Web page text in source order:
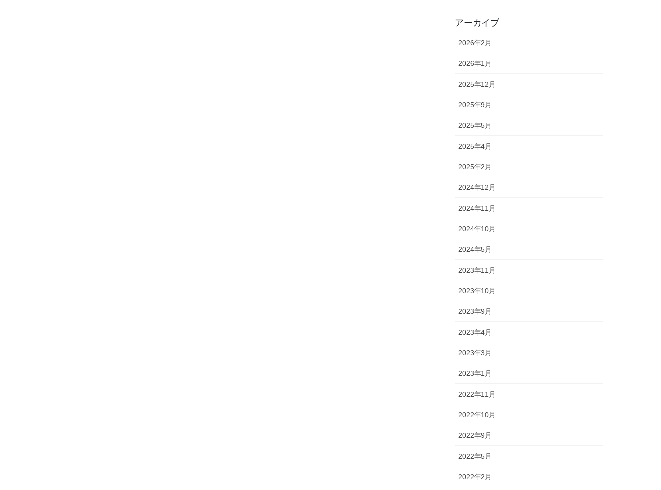
アーカイブ
2026年2月
2026年1月
2025年12月
2025年9月
2025年5月
2025年4月
2025年2月
2024年12月
2024年11月
2024年10月
2024年5月
2023年11月
2023年10月
2023年9月
2023年4月
2023年3月
2023年1月
2022年11月
2022年10月
2022年9月
2022年5月
2022年2月